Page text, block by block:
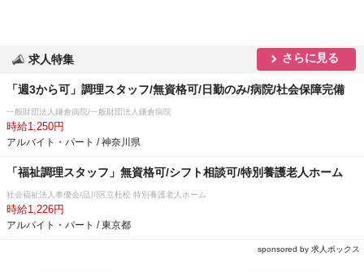
求人特集 さらに見る
「週3から可」調理スタッフ/無資格可/日勤のみ/病院/社会保障完備
一般財団法人鎌倉病院/一般財団法人鎌倉病院
時給1,250円
アルバイト・パート / 神奈川県
「福祉調理スタッフ」無資格可/シフト相談可/特別養護老人ホーム
社会福祉法人奉優会/品川区立杜松 特別養護老人ホーム
時給1,226円
アルバイト・パート / 東京都
sponsored by 求人ボックス